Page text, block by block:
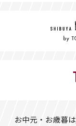
お中元・お歳暮は